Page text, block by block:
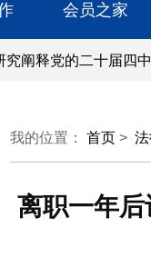
会员之家
阐释党的二十届四中
我的位置： 首页 >
离职一年